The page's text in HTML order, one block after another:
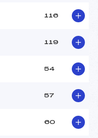
116
119
54
57
60